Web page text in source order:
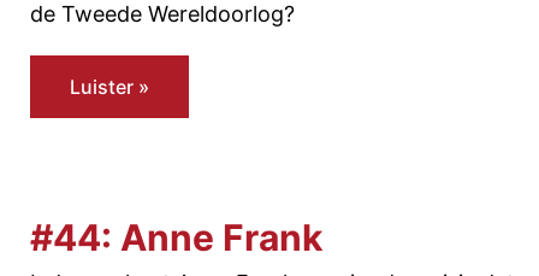
de Tweede Wereldoorlog?
Luister »
#44: Anne Frank